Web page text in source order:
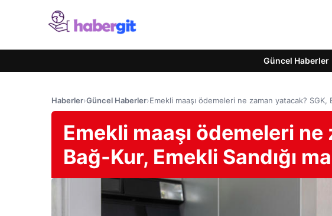
Güncel Haberler
Haberler›Güncel Haberler›Emekli maaşı ödemeleri ne zaman yatacak? SGK,
Emekli maaşı ödemeleri
Bağ-Kur, Emekli Sandığı